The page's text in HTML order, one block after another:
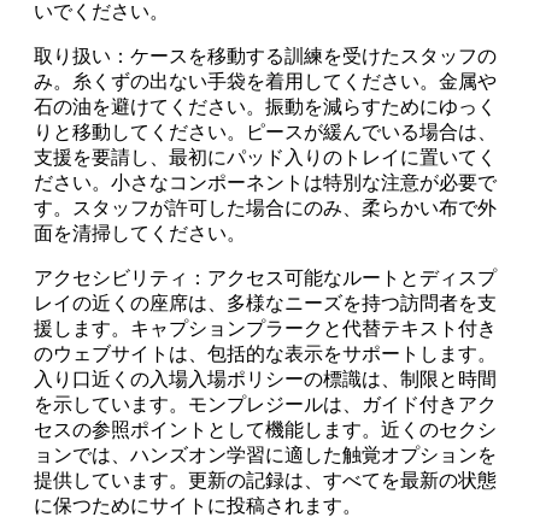
いでください。
取り扱い：ケースを移動する訓練を受けたスタッフの
み。糸くずの出ない手袋を着用してください。金属や
石の油を避けてください。振動を減らすためにゆっく
りと移動してください。ピースが緩んでいる場合は、
支援を要請し、最初にパッド入りのトレイに置いてく
ださい。小さなコンポーネントは特別な注意が必要で
す。スタッフが許可した場合にのみ、柔らかい布で外
面を清掃してください。
アクセシビリティ：アクセス可能なルートとディスプ
レイの近くの座席は、多様なニーズを持つ訪問者を支
援します。キャプションプラークと代替テキスト付き
のウェブサイトは、包括的な表示をサポートします。
入り口近くの入場入場ポリシーの標識は、制限と時間
を示しています。モンプレジールは、ガイド付きアク
セスの参照ポイントとして機能します。近くのセクシ
ョンでは、ハンズオン学習に適した触覚オプションを
提供しています。更新の記録は、すべてを最新の状態
に保つためにサイトに投稿されます。